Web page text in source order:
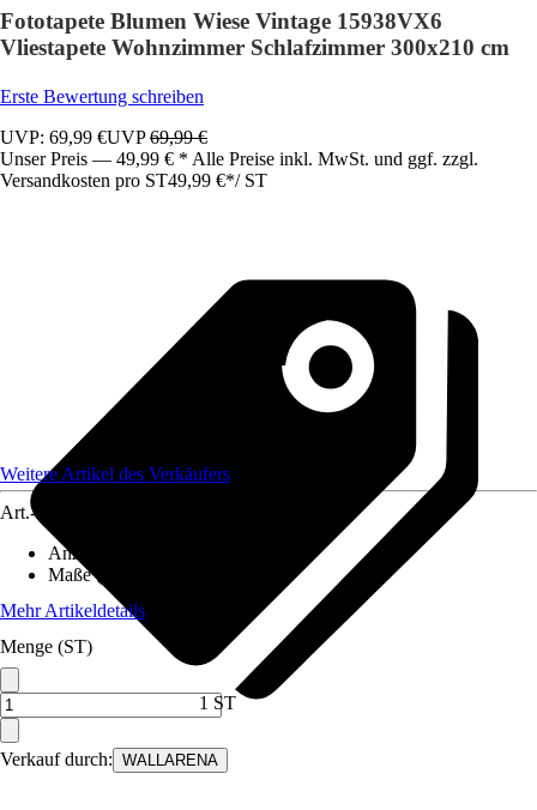
Fototapete Blumen Wiese Vintage 15938VX6
Vliestapete Wohnzimmer Schlafzimmer 300x210 cm
Erste Bewertung schreiben
UVP: 69,99 €UVP69,99 €
Unser Preis — 49,99 € * Alle Preise inkl. MwSt. und ggf. zzgl.
Versandkosten pro ST49,99 €*/ ST
Verkauf durch: WALLARENA
Weitere Artikel des Verkäufers
Art.-Nr.
Anzahl der Teile
Maße (BxH)
Mehr Artikeldetails
Menge (ST)
1 ST